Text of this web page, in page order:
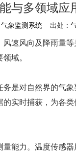
与多领域应
气象监测系统出处：
速风向及降雨量
域。
是对自然界的气
实时捕获，为各
能力。温度传感